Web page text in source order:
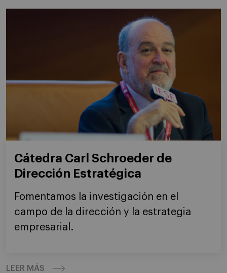
Cátedra Carl Schroeder de
Dirección Estratégica
Fomentamos la investigación en el
campo de la dirección y la estrategia
empresarial.
LEER MÁS